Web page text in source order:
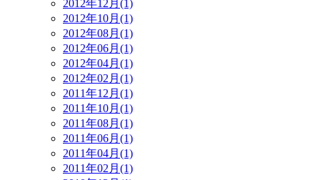
2012年12月(1)
2012年10月(1)
2012年08月(1)
2012年06月(1)
2012年04月(1)
2012年02月(1)
2011年12月(1)
2011年10月(1)
2011年08月(1)
2011年06月(1)
2011年04月(1)
2011年02月(1)